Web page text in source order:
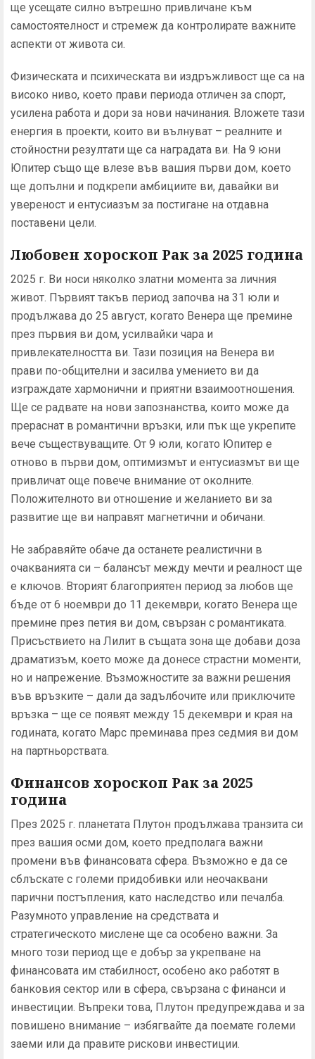
ще усещате силно вътрешно привличане към
самостоятелност и стремеж да контролирате важните
аспекти от живота си.
Физическата и психическата ви издръжливост ще са на
високо ниво, което прави периода отличен за спорт,
усилена работа и дори за нови начинания. Вложете тази
енергия в проекти, които ви вълнуват – реалните и
стойностни резултати ще са наградата ви. На 9 юни
Юпитер също ще влезе във вашия първи дом, което
ще допълни и подкрепи амбициите ви, давайки ви
увереност и ентусиазъм за постигане на отдавна
поставени цели.
Любовен хороскоп Рак за 2025 година
2025 г. Ви носи няколко златни момента за личния
живот. Първият такъв период започва на 31 юли и
продължава до 25 август, когато Венера ще премине
през първия ви дом, усилвайки чара и
привлекателността ви. Тази позиция на Венера ви
прави по-общителни и засилва умението ви да
изграждате хармонични и приятни взаимоотношения.
Ще се радвате на нови запознанства, които може да
прераснат в романтични връзки, или пък ще укрепите
вече съществуващите. От 9 юли, когато Юпитер е
отново в първи дом, оптимизмът и ентусиазмът ви ще
привличат още повече внимание от околните.
Положителното ви отношение и желанието ви за
развитие ще ви направят магнетични и обичани.
Не забравяйте обаче да останете реалистични в
очакванията си – балансът между мечти и реалност ще
е ключов. Вторият благоприятен период за любов ще
бъде от 6 ноември до 11 декември, когато Венера ще
премине през петия ви дом, свързан с романтиката.
Присъствието на Лилит в същата зона ще добави доза
драматизъм, което може да донесе страстни моменти,
но и напрежение. Възможностите за важни решения
във връзките – дали да задълбочите или приключите
връзка – ще се появят между 15 декември и края на
годината, когато Марс преминава през седмия ви дом
на партньорствата.
Финансов хороскоп Рак за 2025
година
През 2025 г. планетата Плутон продължава транзита си
през вашия осми дом, което предполага важни
промени във финансовата сфера. Възможно е да се
сблъскате с големи придобивки или неочаквани
парични постъпления, като наследство или печалба.
Разумното управление на средствата и
стратегическото мислене ще са особено важни. За
много този период ще е добър за укрепване на
финансовата им стабилност, особено ако работят в
банковия сектор или в сфера, свързана с финанси и
инвестиции. Въпреки това, Плутон предупреждава и за
повишено внимание – избягвайте да поемате големи
заеми или да правите рискови инвестиции.